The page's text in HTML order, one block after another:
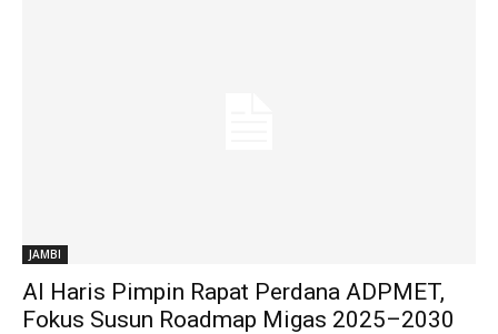
JAMBI
Al Haris Pimpin Rapat Perdana ADPMET,
Fokus Susun Roadmap Migas 2025–2030